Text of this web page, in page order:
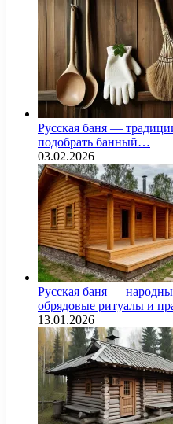
Русская баня —
подобрать банный…
03.02.2026
Русская баня —
обрядовые ритуалы и
13.01.2026